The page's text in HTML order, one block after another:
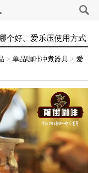
个好、爱乐压使用方式
>单品咖啡冲煮器具 >爱